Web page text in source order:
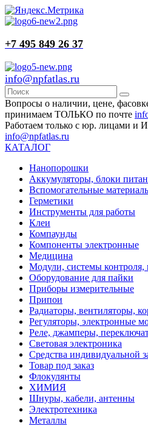
+7 495 849 26 37
info@npfatlas.ru
Вопросы о наличии, цене,
принимаем ТОЛЬКО по почте
Работаем только с юр. лицами и
info@npfatlas.ru
КАТАЛОГ
Нанопорошки
Аккумуляторы, блоки
Вспомогательные
Герметики
Инструменты для работы
Клеи
Компаунды
Компоненты электронные
Медицина
Модули, системы контроля,
Оборудование для пайки
Приборы измерительные
Припои
Радиаторы, вентиляторы,
Регуляторы, электронные
Реле, джамперы,
Световая электроника
Средства индивидуальной
Товар под заказ
Флокулянты
ХИМИЯ
Шнуры, кабели, антенны
Электротехника
Металлы